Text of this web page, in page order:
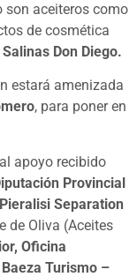
son aceiteros como
de cosmética
Salinas Don Diego.
estará amenizada
, para poner en
apoyo recibido
Provincial
Pieralisi Separation
de Oliva (Aceites
Oficina
Turismo –